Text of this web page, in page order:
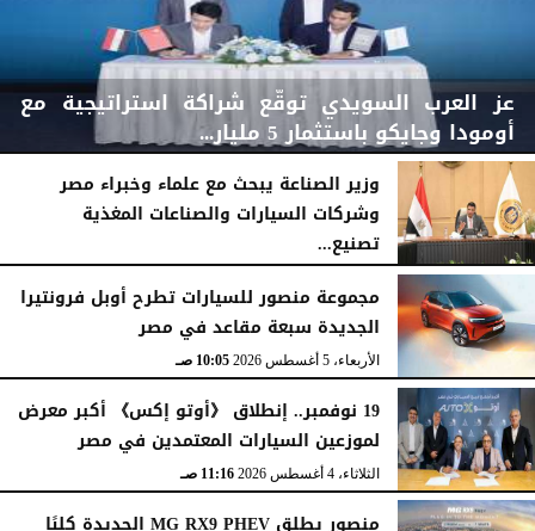
عز العرب السويدي توقّع شراكة استراتيجية مع
أومودا وجايكو باستثمار 5 مليار...
الأربعاء، 5 أغسطس 2026 04:47 مـ
وزير الصناعة يبحث مع علماء وخبراء مصر
وشركات السيارات والصناعات المغذية
تصنيع...
الأربعاء، 5 أغسطس 2026
مجموعة منصور للسيارات تطرح أوبل فرونتيرا
الجديدة سبعة مقاعد في مصر
الأربعاء، 5 أغسطس 2026 10:05 صـ
19 نوفمبر.. إنطلاق 《أوتو إكس》 أكبر معرض
لموزعين السيارات المعتمدين في مصر
الثلاثاء، 4 أغسطس 2026 11:16 صـ
منصور يطلق MG RX9 PHEV الجديدة كليًا